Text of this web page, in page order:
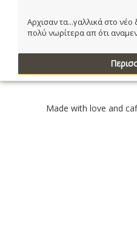
Αρχισαν τα...γαλλικά στο
πολύ νωρίτερα απ ότι
Made with love and